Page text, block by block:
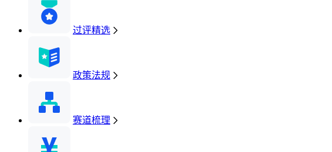
过评精选
政策法规
赛道梳理